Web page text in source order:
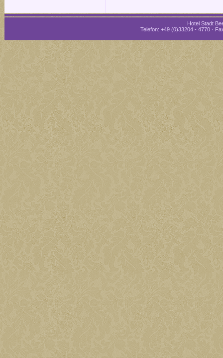
Hotel Stadt
Telefon: +49 (0)33204 - 4770 ·